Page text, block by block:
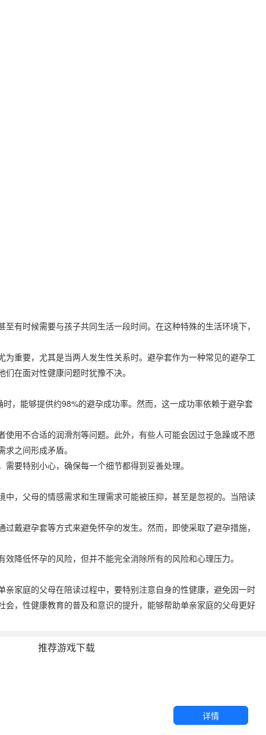
有时候需要与孩子共同生活一段时间。在这种特殊的生活环境下，
重要，尤其是当两人发生性关系时。避孕套作为一种常见的避孕工
在面对性健康问题时犹豫不决。
，能够提供约98%的避孕成功率。然而，这一成功率依赖于避孕套
用不合适的润滑剂等问题。此外，有些人可能会因过于急躁或不愿
之间形成矛盾。
要特别小心，确保每一个细节都得到妥善处理。
，父母的情感需求和生理需求可能被压抑，甚至是忽视的。当陪读
戴避孕套等方式来避免怀孕的发生。然而，即使采取了避孕措施，
降低怀孕的风险，但并不能完全消除所有的风险和心理压力。
家庭的父母在陪读过程中，要特别注意自身的性健康，避免因一时
，性健康教育的普及和意识的提升，能够帮助单亲家庭的父母更好
推荐游戏下载
详情